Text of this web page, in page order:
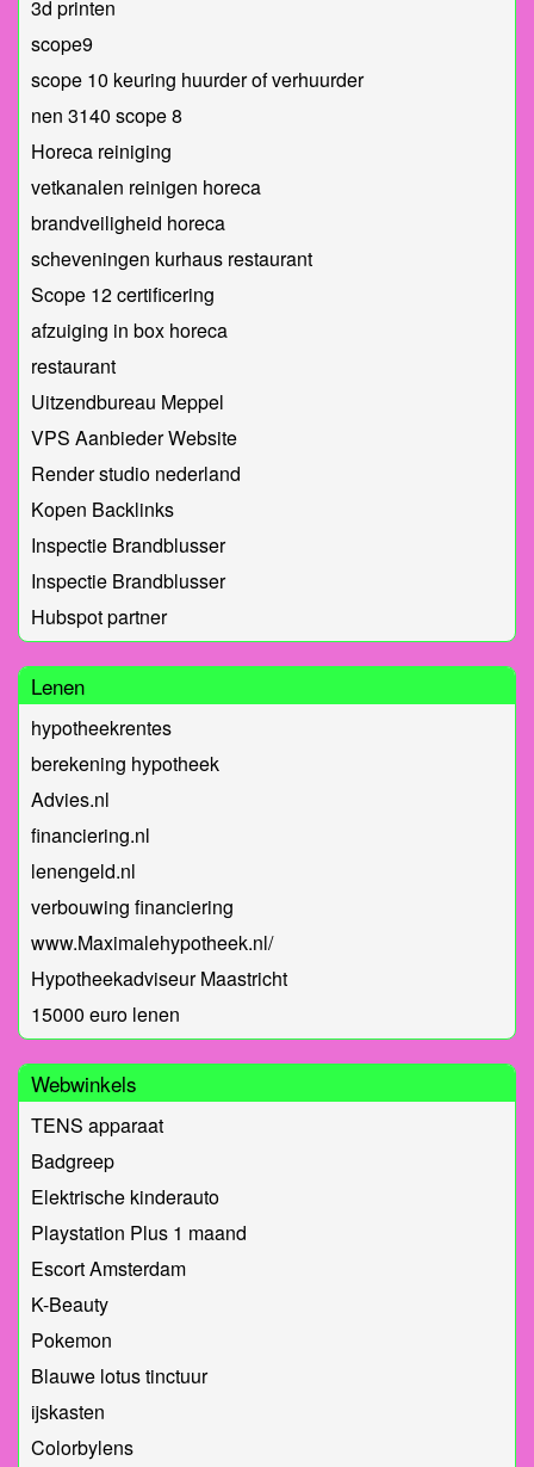
3d printen
scope9
scope 10 keuring huurder of verhuurder
nen 3140 scope 8
Horeca reiniging
vetkanalen reinigen horeca
brandveiligheid horeca
scheveningen kurhaus restaurant
Scope 12 certificering
afzuiging in box horeca
restaurant
Uitzendbureau Meppel
VPS Aanbieder Website
Render studio nederland
Kopen Backlinks
Inspectie Brandblusser
Inspectie Brandblusser
Hubspot partner
Lenen
hypotheekrentes
berekening hypotheek
Advies.nl
financiering.nl
lenengeld.nl
verbouwing financiering
www.Maximalehypotheek.nl/
Hypotheekadviseur Maastricht
15000 euro lenen
Webwinkels
TENS apparaat
Badgreep
Elektrische kinderauto
Playstation Plus 1 maand
Escort Amsterdam
K-Beauty
Pokemon
Blauwe lotus tinctuur
ijskasten
Colorbylens